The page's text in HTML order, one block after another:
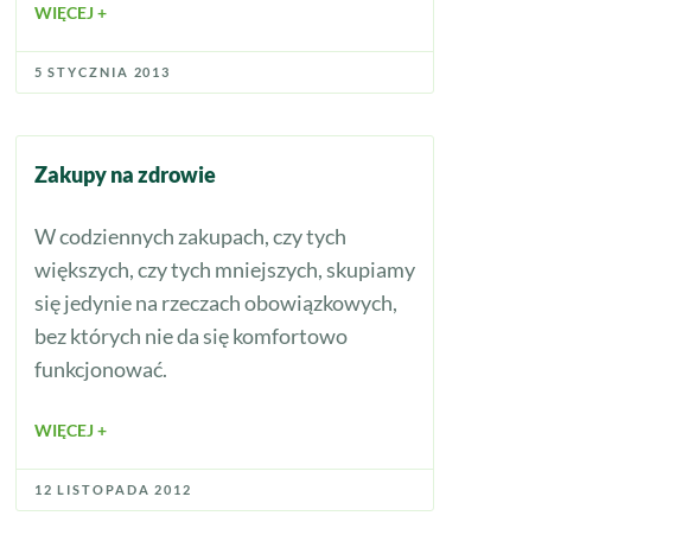
WIĘCEJ +
5 STYCZNIA 2013
Zakupy na zdrowie
W codziennych zakupach, czy tych
większych, czy tych mniejszych, skupiamy
się jedynie na rzeczach obowiązkowych,
bez których nie da się komfortowo
funkcjonować.
WIĘCEJ +
12 LISTOPADA 2012